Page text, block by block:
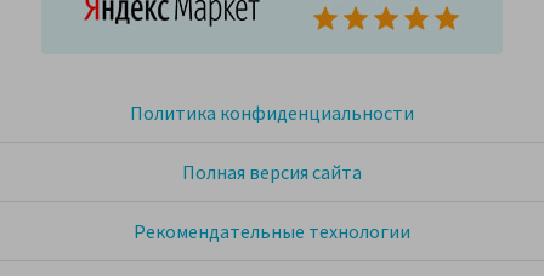
Политика конфиденциальности
Полная версия сайта
Рекомендательные технологии